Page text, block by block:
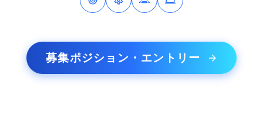
募集ポジション・エントリー